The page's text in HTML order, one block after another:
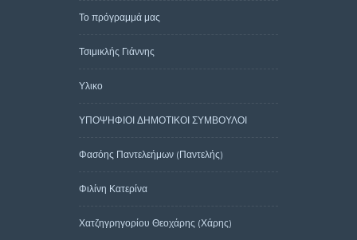
Το πρόγραμμά μας
Τσιμικλής Γιάννης
Υλικο
ΥΠΟΨΗΦΙΟΙ ΔΗΜΟΤΙΚΟΙ ΣΥΜΒΟΥΛΟΙ
Φασόης Παντελεήμων (Παντελής)
Φιλίνη Κατερίνα
Χατζηγρηγορίου Θεοχάρης (Χάρης)